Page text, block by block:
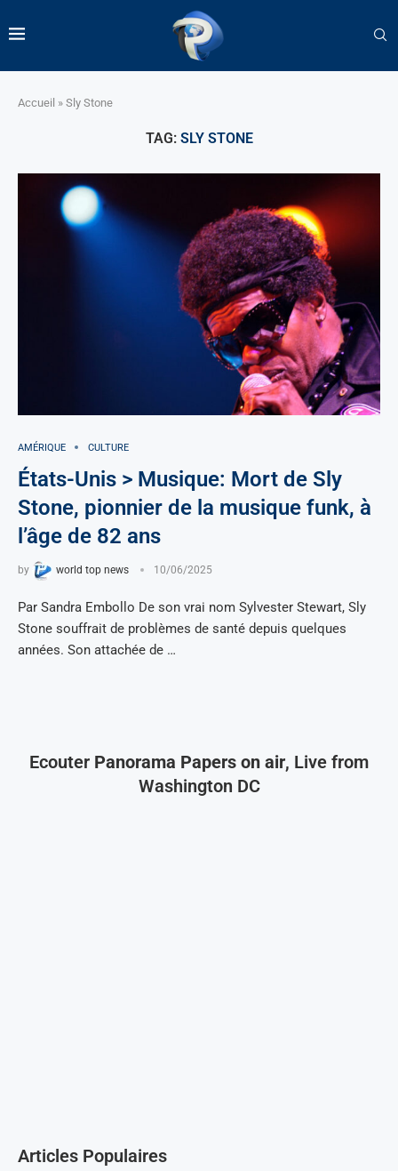
Accueil » Sly Stone
TAG: SLY STONE
AMÉRIQUE CULTURE
États-Unis > Musique: Mort de Sly
Stone, pionnier de la musique funk, à
l’âge de 82 ans
by world top news 10/06/2025
Par Sandra Embollo De son vrai nom Sylvester Stewart, Sly
Stone souffrait de problèmes de santé depuis quelques
années. Son attachée de …
Ecouter Panorama Papers on air, Live from
Washington DC
Articles Populaires